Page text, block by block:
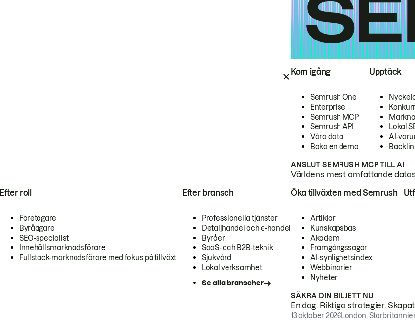
Kom igång
Semrush One
Enterprise
Semrush MCP
Semrush API
Våra data
Boka en demo
Upptäck
Lokal
AI-
ANSLUT SEMRUSH MCP TILL AI
Världens mest omfattande
Efter roll
Företagare
Byråägare
SEO-specialist
Innehållsmarknadsförare
Fullstack-marknadsförare med fokus på tillväxt
Efter bransch
Professionella tjänster
Detaljhandel och e-handel
Byråer
SaaS- och B2B-teknik
Sjukvård
Lokal verksamhet
Se alla branscher
Öka tillväxten med Semrush
Artiklar
Kunskapsbas
Akademi
Framgångssagor
AI-synlighetsindex
Webbinarier
Nyheter
SÄKRA DIN BILJETT NU
En dag. Riktiga strategier.
13 oktober 2026London,